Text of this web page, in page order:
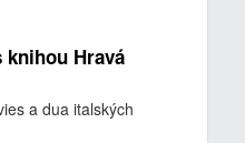
Hravá
a dua italských